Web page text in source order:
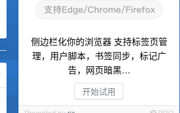
侧边栏化你的浏览器 支持标签页管
理，用户脚本，书签同步，标记广
告，网页暗黑…
开始试用